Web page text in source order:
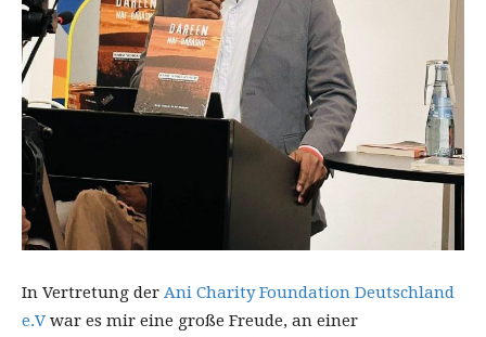
In Vertretung der Ani Charity Foundation Deutschland
e.V war es mir eine große Freude, an einer